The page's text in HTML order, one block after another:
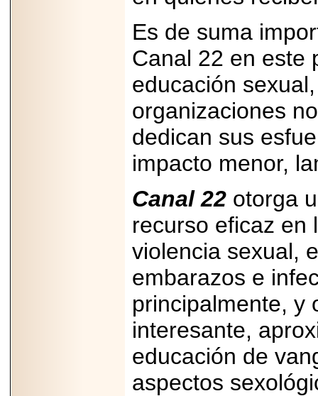
Es de suma
Canal 22 en este
educación
organizaciones
dedican sus
impacto menor,
Canal 22 otorga
recurso eficaz en
violencia sexual,
embarazos e
principalmente, y
interesante,
educación de
aspectos